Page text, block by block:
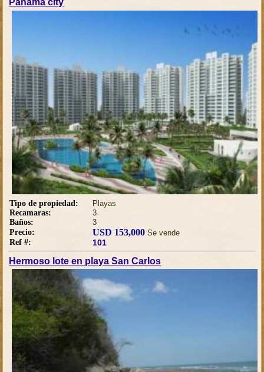
Panama city
Tipo de propiedad:
Playas
Recamaras:
3
Baños:
3
Precio:
USD 153,000 Se vende
Ref #:
101
Hermoso lote en playa San Carlos